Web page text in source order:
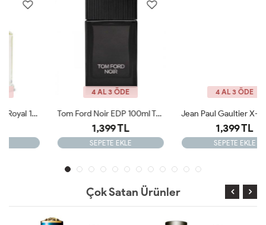
Tom Ford Noir EDP 100ml Tester Parfüm
SEPETE EKLE
Jean Paul Gaultier X-MAS Edition 125 Ml Tester Parfüm
SEPETE EKLE
Çok Satan Ürünler